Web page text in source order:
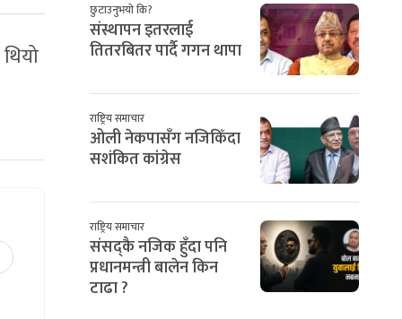
छुटाउनुभयो कि?
संस्थापन इतरलाई
तितरबितर पार्दै गगन थापा
राष्ट्रिय समाचार
ओली नेकपासँग नजिकिँदा
सशंकित कांग्रेस
राष्ट्रिय समाचार
संसद्कै नजिक हुँदा पनि
प्रधानमन्त्री बालेन किन
टाढा ?